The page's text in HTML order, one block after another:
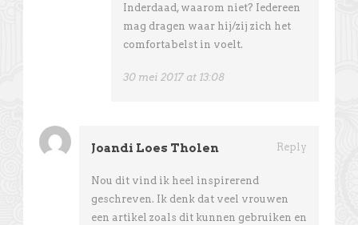
Inderdaad, waarom niet? Iedereen
mag dragen waar hij/zij zich het
comfortabelst in voelt.
30 mei 2017 at 13:08
Joandi Loes Tholen Reply
Nou dit vind ik heel inspirerend
geschreven. Ik denk dat veel vrouwen
een artikel zoals dit kunnen gebruiken en